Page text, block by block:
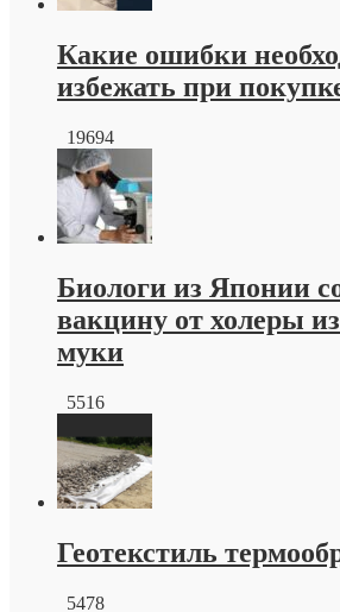
Какие ошибки
избежать при
19694
Биологи из Японии
вакцину от холеры
муки
5516
Геотекстиль
5478